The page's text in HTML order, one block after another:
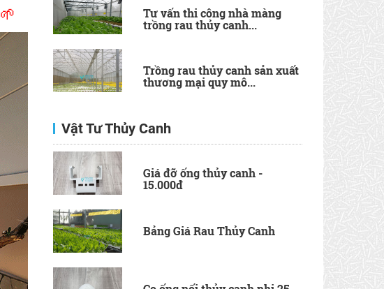
🌱
Tư vấn thi công nhà màng
trồng rau thủy canh...
Trồng rau thủy canh sản xuất
thương mại quy mô...
Vật Tư Thủy Canh
Giá đỡ ống thủy canh -
15.000đ
Bảng Giá Rau Thủy Canh